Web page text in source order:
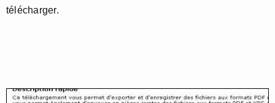
télécharger.